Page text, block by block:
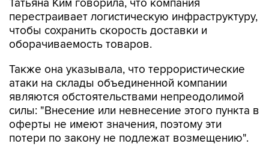
Татьяна Ким говорила, что компания
перестраивает логистическую инфраструктуру,
чтобы сохранить скорость доставки и
оборачиваемость товаров.
Также она указывала, что террористические
атаки на склады объединенной компании
являются обстоятельствами непреодолимой
силы: "Внесение или невнесение этого пункта в
оферты не имеют значения, поэтому эти
потери по закону не подлежат возмещению".